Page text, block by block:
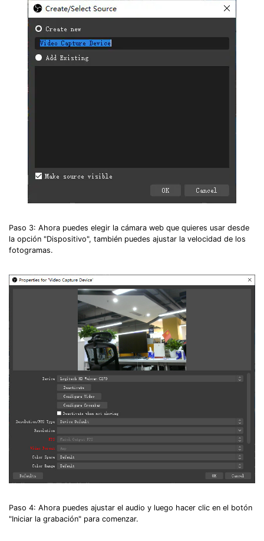
Paso 3: Ahora puedes elegir la cámara web que quieres usar desde
la opción "Dispositivo", también puedes ajustar la velocidad de los
fotogramas.
Paso 4: Ahora puedes ajustar el audio y luego hacer clic en el botón
"Iniciar la grabación" para comenzar.
Record Like a Pro, Edit
Record. Edit. Share. All with Filmora!
Got It Try It Now